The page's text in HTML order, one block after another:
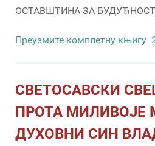
ОСТАВШТИНА ЗА БУДУЋНОСТ
Преузмите комплетну књигу
СВЕТОСАВСКИ
ПРОТА МИЛИВОЈЕ
ДУХОВНИ СИН